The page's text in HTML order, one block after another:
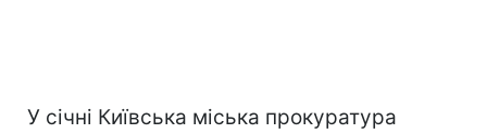
У січні Київська міська прокуратура